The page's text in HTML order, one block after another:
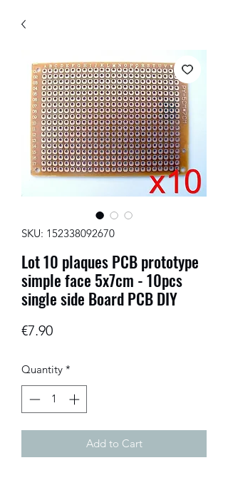
SKU: 152338092670
Lot 10 plaques PCB prototype
simple face 5x7cm - 10pcs
single side Board PCB DIY
€7.90Price
Quantity *
Add to Cart